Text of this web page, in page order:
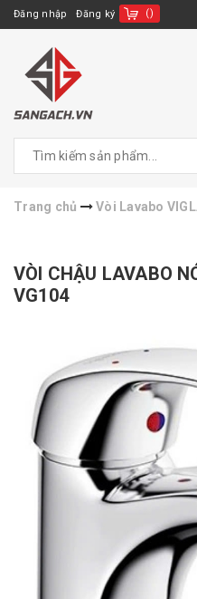
Đăng nhập Đăng ký ()
Trang chủ Vòi Lavabo
VÒI CHẬU LAVABO
VG104